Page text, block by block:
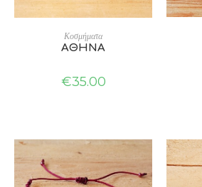
ADD TO CART
Κοσμήματα
ΑΘΗΝΑ
€35.00